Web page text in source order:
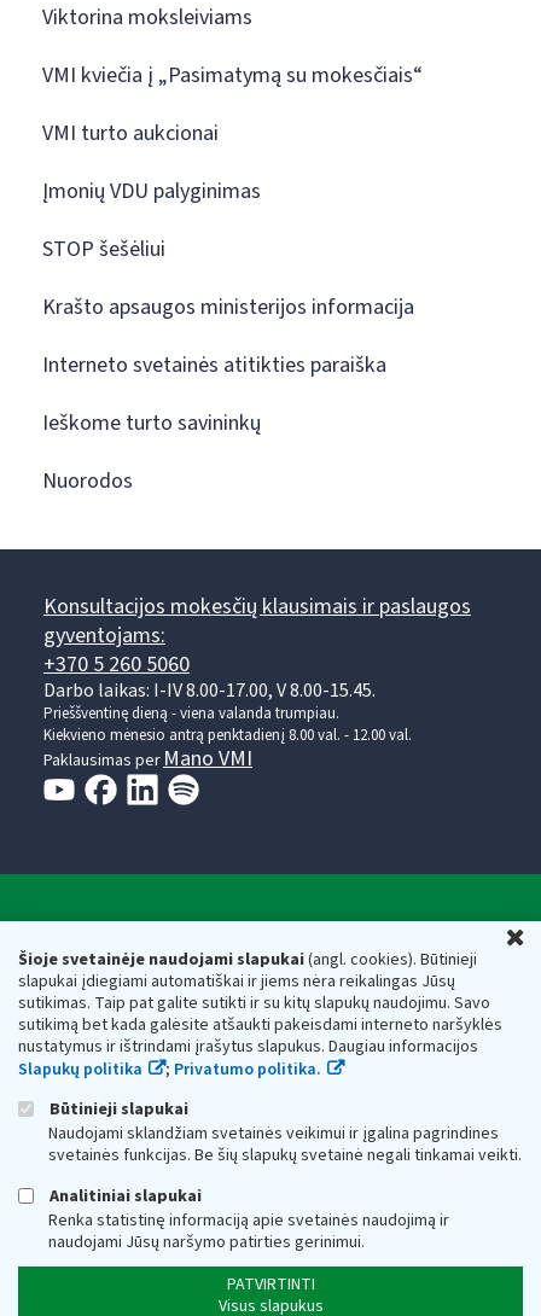
Šioje svetainėje naudojami slapukai(angl. cookies). Būtinieji
slapukai įdiegiami automatiškai ir jiems nėra reikalingas Jūsų
sutikimas. Taip pat galite sutikti ir su kitų slapukų naudojimu. Savo
sutikimą bet kada galėsite atšaukti pakeisdami interneto naršyklės
nustatymus ir ištrindami įrašytus slapukus. Daugiau informacijos
Slapukų politika
; Privatumo politika.
Būtinieji slapukai
Naudojami sklandžiam svetainės veikimui ir įgalina pagrindines
svetainės funkcijas. Be šių slapukų svetainė negali tinkamai veikti.
Analitiniai slapukai
Renka statistinę informaciją apie svetainės naudojimą ir
naudojami Jūsų naršymo patirties gerinimui.
PATVIRTINTI
Visus slapukus
Viktorina moksleiviams
VMI kviečia į „Pasimatymą su mokesčiais“
VMI turto aukcionai
Įmonių VDU palyginimas
STOP šešėliui
Krašto apsaugos ministerijos informacija
Interneto svetainės atitikties paraiška
Ieškome turto savininkų
Nuorodos
Konsultacijos mokesčių klausimais ir paslaugos
gyventojams:
+370 5 260 5060
Darbo laikas: I-IV 8.00-17.00, V 8.00-15.45.
Prieššventinę dieną - viena valanda trumpiau.
Kiekvieno mėnesio antrą penktadienį 8.00 val. - 12.00 val.
Paklausimas per Mano VMI
Respublikos finansų ministerijos
Biudžetinė įstaiga. Juridinio asmens kodas — 188659752,
adresas: Vasario 16-osios g. 14, 01107 Vilnius, Lietuva, el.paštas:
vmi@vmi.lt, E. pristatymo dėžutės adresas 188659752
Duomenys apie Valstybinę mokesčių inspekciją prie Lietuvos
Respublikos finansų ministerijos kaupiami ir saugomi Juridinių